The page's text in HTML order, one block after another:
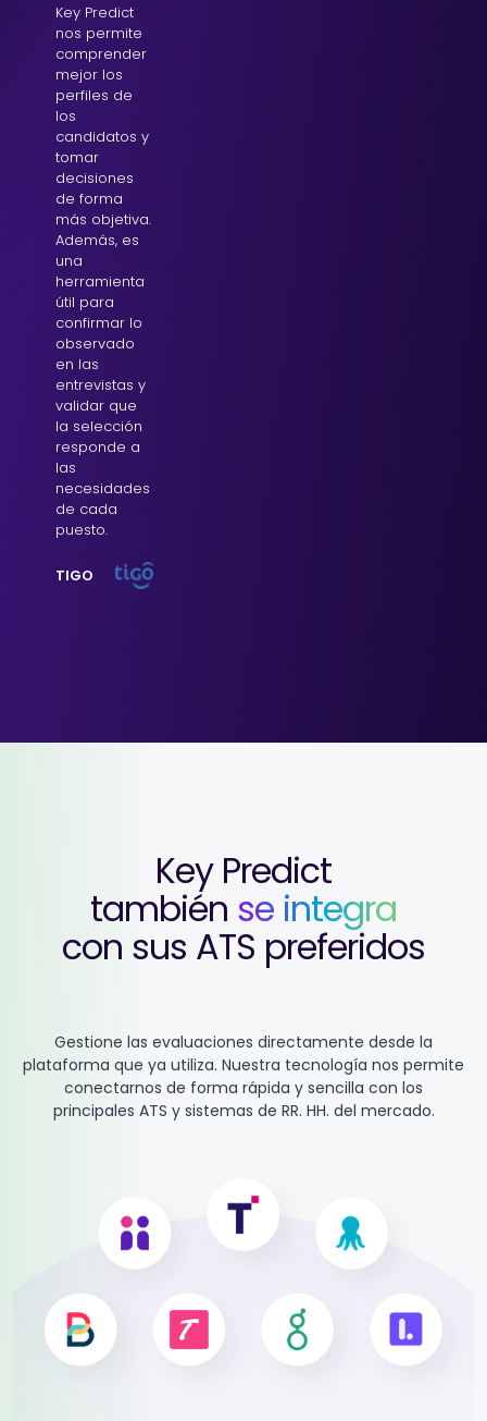
Key Predict
nos permite
comprender
mejor los
perfiles de
los
candidatos y
tomar
decisiones
de forma
más objetiva.
Además, es
una
herramienta
útil para
confirmar lo
observado
en las
entrevistas y
validar que
la selección
responde a
las
necesidades
de cada
puesto.
TIGO
Key Predict
también se integra
con sus ATS preferidos
Gestione las evaluaciones directamente desde la
plataforma que ya utiliza. Nuestra tecnología nos permite
conectarnos de forma rápida y sencilla con los
principales ATS y sistemas de RR. HH. del mercado.